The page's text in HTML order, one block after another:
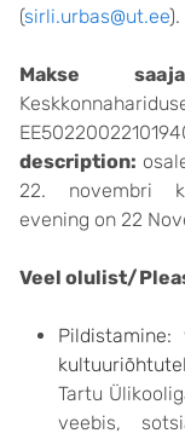
(sirli.urbas@ut.ee).
Makse
description:
22. novembri
evening on 22
Veel olulist/
Tartu
veebis,